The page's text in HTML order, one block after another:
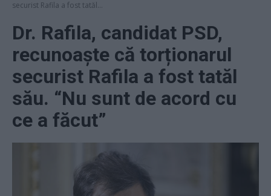
securist Rafila a fost tatăl...
Dr. Rafila, candidat PSD,
recunoaște că torționarul
securist Rafila a fost tatăl
său. “Nu sunt de acord cu
ce a făcut”